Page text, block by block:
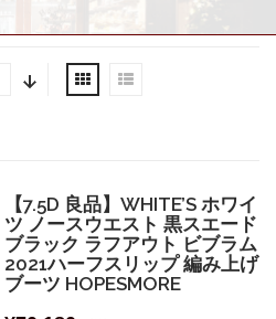
【7.5D 良品】WHITE’S ホワイ
ツ ノースウエスト 黒スエード
ブラック ラフアウト ビブラム
2021ハーフスリップ 編み上げ
ブーツ HOPESMORE